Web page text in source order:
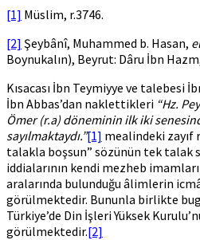
[1] Müslim, r.3746.
[2] Şeybânî, Muhammed b. Hasan,
Boynukalın), Beyrut: Dâru İbn
Kısacası İbn Teymiyye ve talebesi
İbn Abbas’dan naklettikleri “Hz.
Ömer (r.a) döneminin ilk iki
sayılmaktaydı.”[1] mealindeki zayıf
talakla boşsun” sözünün tek talak
iddialarının kendi mezheb
aralarında bulunduğu âlimlerin
görülmektedir. Bununla birlikte
Türkiye’de Din İşleri Yüksek
görülmektedir.[2]